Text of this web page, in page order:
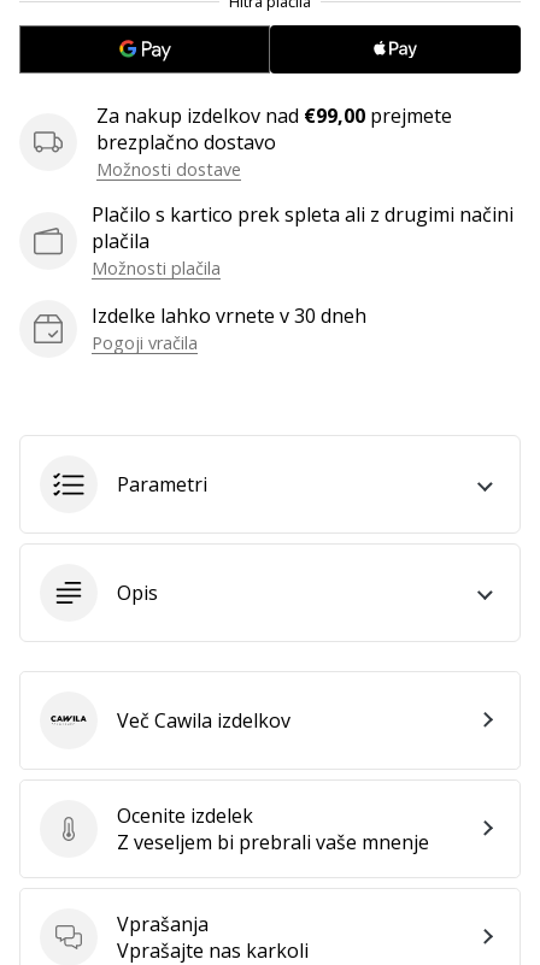
Za nakup izdelkov nad €99,00 prejmete
brezplačno dostavo
Možnosti dostave
Plačilo s kartico prek spleta ali z drugimi načini
plačila
Možnosti plačila
Izdelke lahko vrnete v 30 dneh
Pogoji vračila
Parametri
Opis
Ocenite izdelek
Ocenite izdelek
Z veseljem bi prebrali vaše mnenje
Vprašanja
Vprašanja
Vprašajte nas karkoli
CawilaVeč Cawila izdelkov